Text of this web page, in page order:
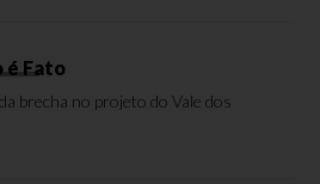
é Fato
brecha no projeto do Vale dos